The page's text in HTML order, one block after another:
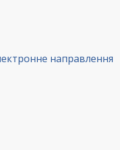
направлення